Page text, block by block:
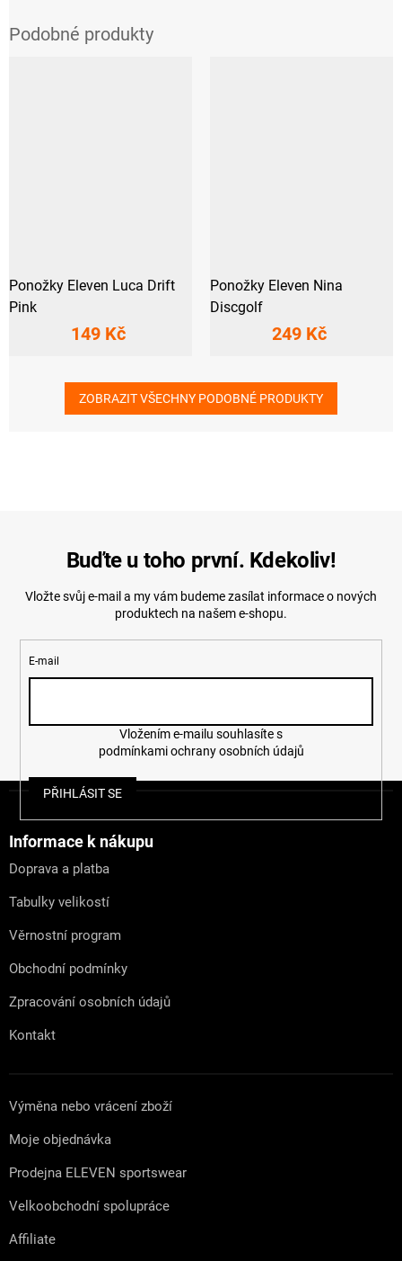
Ponožky Eleven Luca Drift
Pink
149 Kč
Ponožky Eleven Nina
Discgolf
249 Kč
ZOBRAZIT VŠECHNY PODOBNÉ PRODUKTY
Buďte u toho první. Kdekoliv!
Vložte svůj e-mail a my vám budeme zasílat informace o nových
produktech na našem e-shopu.
E-mail
podmínkami ochrany osobních údajů
PŘIHLÁSIT SE
Informace k nákupu
Doprava a platba
Tabulky velikostí
Věrnostní program
Obchodní podmínky
Zpracování osobních údajů
Kontakt
Výměna nebo vrácení zboží
Moje objednávka
Prodejna ELEVEN sportswear
Velkoobchodní spolupráce
Affiliate